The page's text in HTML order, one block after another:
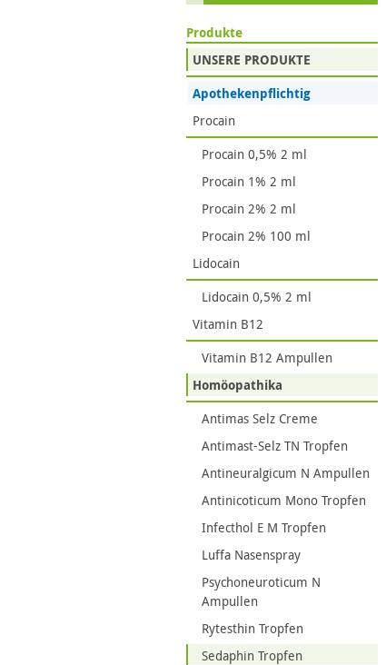
Produkte
UNSERE PRODUKTE
Apothekenpflichtig
Procain
Procain 0,5% 2 ml
Procain 1% 2 ml
Procain 2% 2 ml
Procain 2% 100 ml
Lidocain
Lidocain 0,5% 2 ml
Vitamin B12
Vitamin B12 Ampullen
Homöopathika
Antimas Selz Creme
Antimast-Selz TN Tropfen
Antineuralgicum N Ampullen
Antinicoticum Mono Tropfen
Infecthol E M Tropfen
Luffa Nasenspray
Psychoneuroticum N
Ampullen
Rytesthin Tropfen
Sedaphin Tropfen